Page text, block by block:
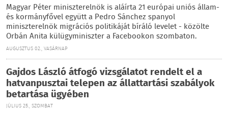
Magyar Péter miniszterelnök is aláírta 21 európai uniós állam-
és kormányfővel együtt a Pedro Sánchez spanyol
miniszterelnök migrációs politikáját bíráló levelet - közölte
Orbán Anita külügyminiszter a Facebookon szombaton.
AUGUSZTUS 02., VASÁRNAP
Gajdos László átfogó vizsgálatot rendelt el a
hatvanpusztai telepen az állattartási szabályok
betartása ügyében
JÚLIUS 25., SZOMBAT